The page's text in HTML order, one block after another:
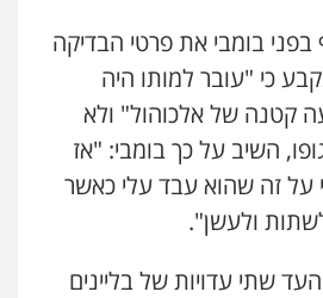
בומבי את פרטי הבדיקה
כי "עובר למותו היה
קטנה של אלכוהול" ולא
השיב על כך בומבי: "אז
על זה שהוא עבד עלי כאשר
ולעשן".
שתי עדויות של בליינים